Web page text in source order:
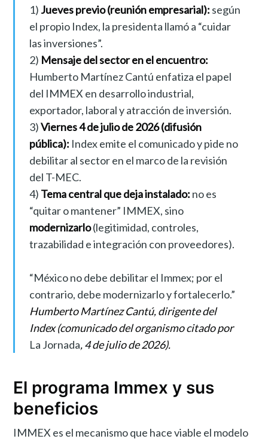
1) Jueves previo (reunión empresarial): según
el propio Index, la presidenta llamó a “cuidar
las inversiones”.
2) Mensaje del sector en el encuentro:
Humberto Martínez Cantú enfatiza el papel
del IMMEX en desarrollo industrial,
exportador, laboral y atracción de inversión.
3)Viernes 4 de julio de 2026 (difusión
pública): Index emite el comunicado y pide no
debilitar al sector en el marco de la revisión
del T-MEC.
4) Tema central que deja instalado: no es
“quitar o mantener” IMMEX, sino
modernizarlo(legitimidad, controles,
trazabilidad e integración con proveedores).
“México no debe debilitar el Immex; por el
contrario, debe modernizarlo y fortalecerlo.”
Humberto Martínez Cantú, dirigente del
Index (comunicado del organismo citado por
La Jornada, 4 de julio de 2026).
El programa Immex y sus
beneficios
IMMEX es el mecanismo que hace viable el modelo